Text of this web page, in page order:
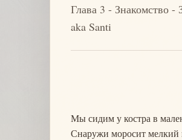
Глава 3 - Знакомство
aka Santi
Мы сидим у костра в
Снаружи моросит мелкий